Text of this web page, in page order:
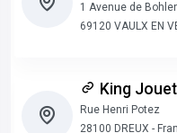
1 Avenue de
69120 VAULX EN
King
Rue Henri Potez
28100 DREUX -